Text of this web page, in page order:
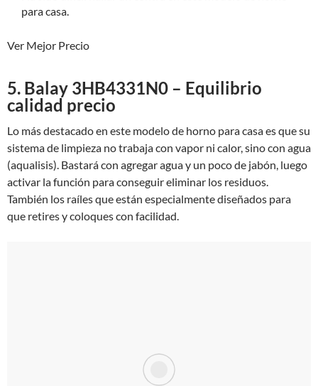
para casa.
Ver Mejor Precio
5. Balay 3HB4331N0 – Equilibrio
calidad precio
Lo más destacado en este modelo de horno para casa es que su
sistema de limpieza no trabaja con vapor ni calor, sino con agua
(aqualisis). Bastará con agregar agua y un poco de jabón, luego
activar la función para conseguir eliminar los residuos.
También los raíles que están especialmente diseñados para
que retires y coloques con facilidad.